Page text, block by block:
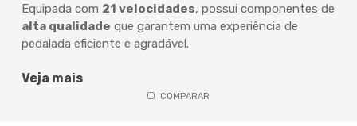
Equipada com 21 velocidades, possui componentes de
alta qualidade que garantem uma experiência de
pedalada eficiente e agradável.
Veja mais
COMPARAR